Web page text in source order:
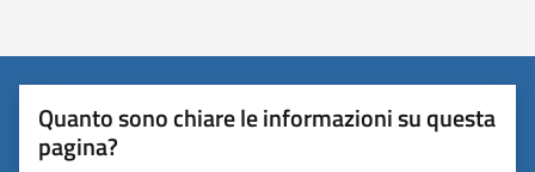
Quanto sono chiare le informazioni su questa
pagina?